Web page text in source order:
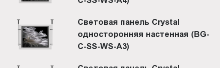
Световая панель Crystal
односторонняя настенная (BG-
C-SS-WS-A3)